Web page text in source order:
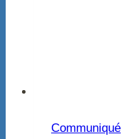
Communiqué